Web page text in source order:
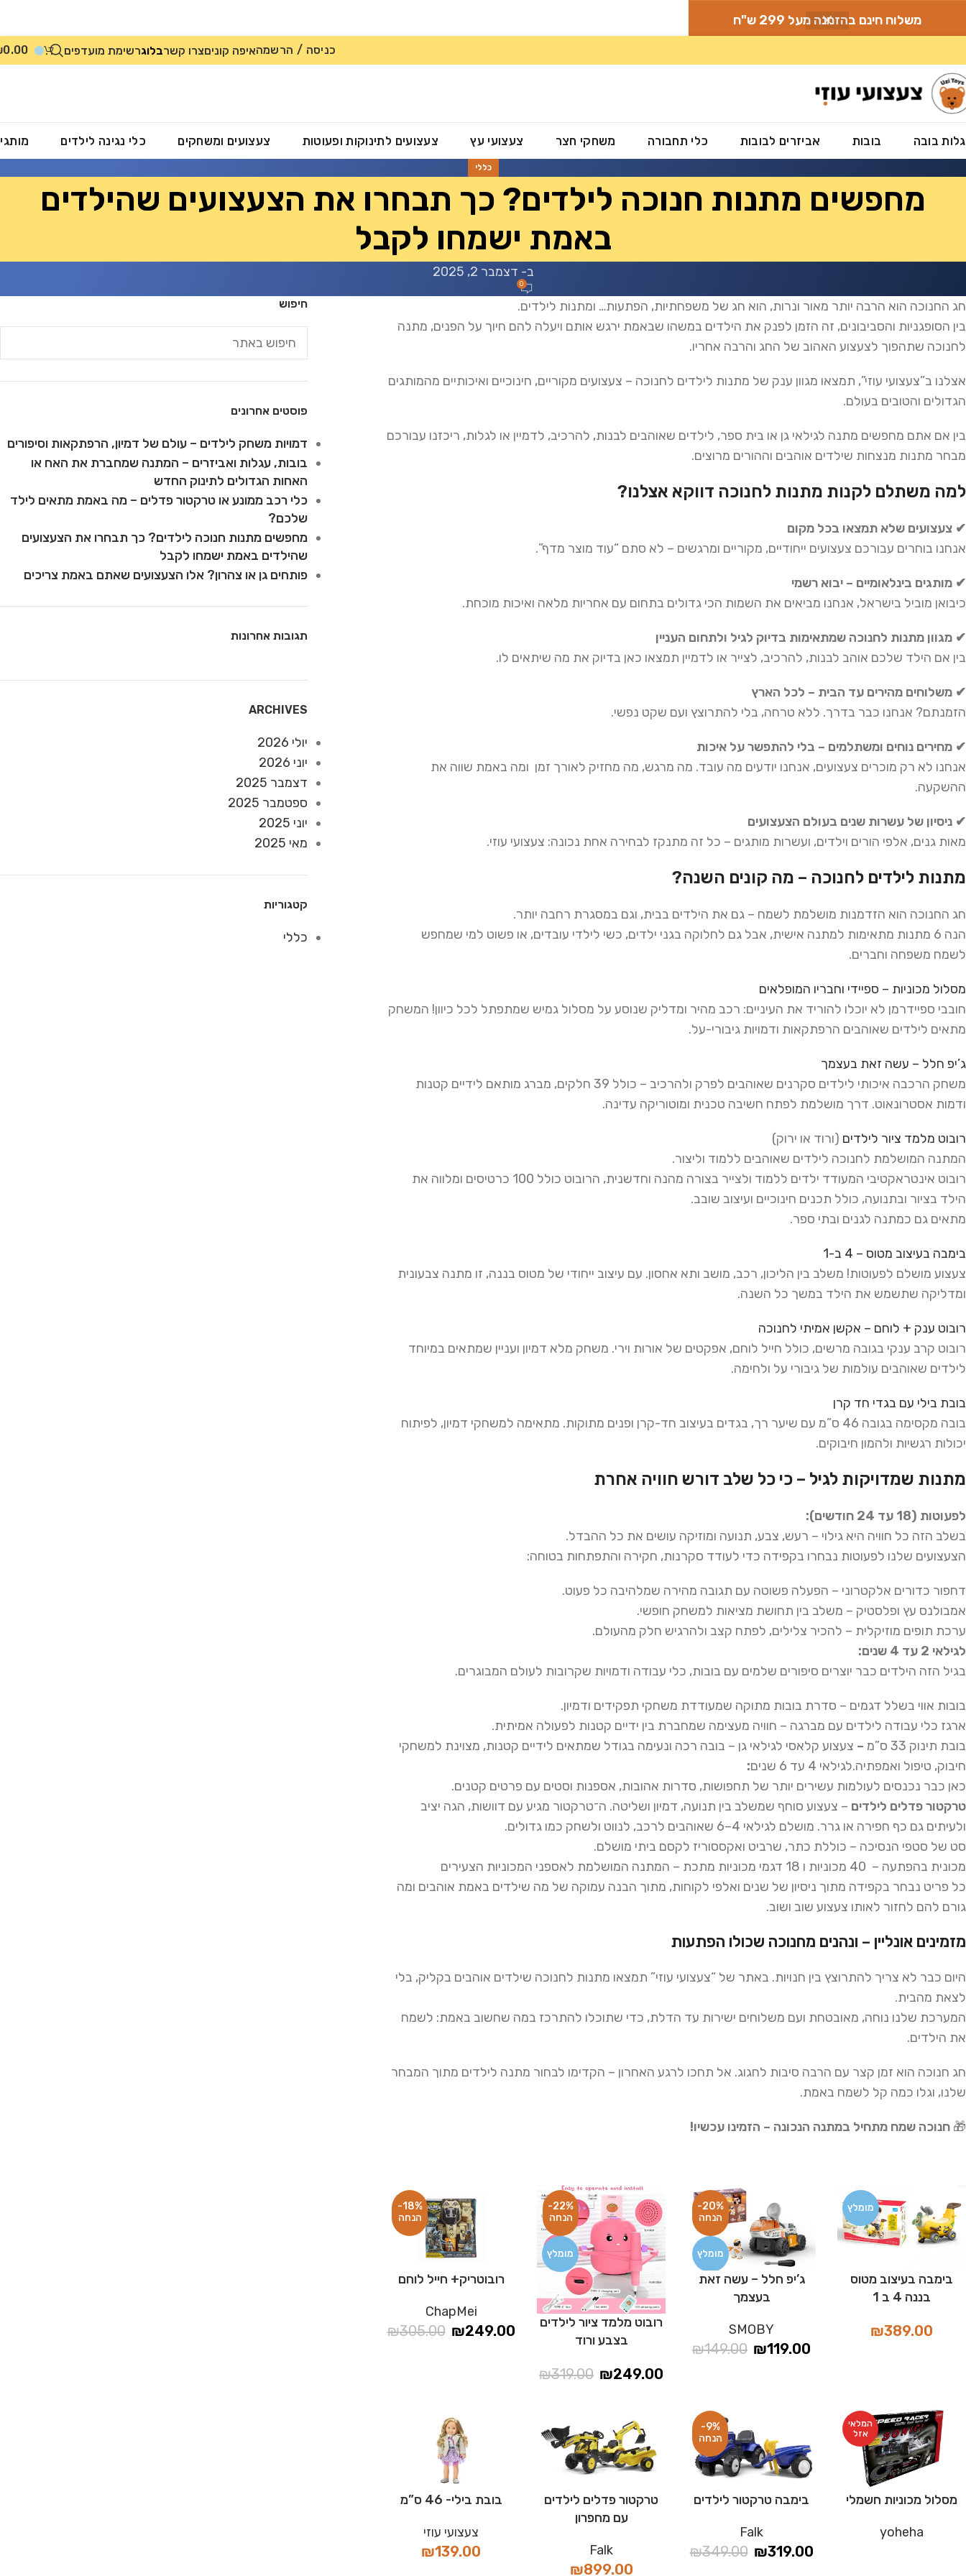
משלוח חינם בהזמנה מעל 299 ש"ח
כניסה / הרשמהאיפה קוניםצרו קשרבלוגרשימת מועדפים 0.00
בובה בובות אביזרים לבובות כלי תחבורה משחקי חצר צעצועי עץ צעצועים לתינוקות ופעוטות צעצועים ומשחקים כלי נגינה לילדים
כללי
מחפשים מתנות חנוכה לילדים? כך תבחרו את הצעצועים שהילדים
באמת ישמחו לקבל
ב- דצמבר 2, 2025
0
חג החנוכה הוא הרבה יותר מאור ונרות, הוא חג של משפחתיות, הפתעות… ומתנות לילדים.
בין הסופגניות והסביבונים, זה הזמן לפנק את הילדים במשהו שבאמת ירגש אותם ויעלה להם חיוך על הפנים, מתנה
לחנוכה שתהפוך לצעצוע האהוב של החג והרבה אחריו.
אצלנו ב”צעצועי עוזי”, תמצאו מגוון ענק של מתנות לילדים לחנוכה – צעצועים מקוריים, חינוכיים ואיכותיים מהמותגים
הגדולים והטובים בעולם.
בין אם אתם מחפשים מתנה לגילאי גן או בית ספר, לילדים שאוהבים לבנות, להרכיב, לדמיין או לגלות, ריכזנו עבורכם
מבחר מתנות מנצחות שילדים אוהבים וההורים מרוצים.
למה משתלם לקנות מתנות לחנוכה דווקא אצלנו?
✔ צעצועים שלא תמצאו בכל מקום
אנחנו בוחרים עבורכם צעצועים ייחודיים, מקוריים ומרגשים – לא סתם “עוד מוצר מדף”.
✔ מותגים בינלאומיים – יבוא רשמי
כיבואן מוביל בישראל, אנחנו מביאים את השמות הכי גדולים בתחום עם אחריות מלאה ואיכות מוכחת.
✔ מגוון מתנות לחנוכה שמתאימות בדיוק לגיל ולתחום העניין
בין אם הילד שלכם אוהב לבנות, להרכיב, לצייר או לדמיין תמצאו כאן בדיוק את מה שיתאים לו.
✔ משלוחים מהירים עד הבית – לכל הארץ
הזמנתם? אנחנו כבר בדרך. ללא טרחה, בלי להתרוצץ ועם שקט נפשי.
✔ מחירים נוחים ומשתלמים – בלי להתפשרעל איכות
אנחנו לא רק מוכרים צעצועים, אנחנו יודעים מה עובד. מה מרגש, מה מחזיק לאורך זמן ומה באמת שווה את
ההשקעה.
✔ ניסיון של עשרות שנים בעולם הצעצועים
מאות גנים, אלפי הורים וילדים, ועשרות מותגים – כל זה מתנקז לבחירה אחת נכונה: צעצועי עוזי.
מתנות לילדים לחנוכה – מה קונים השנה?
חג החנוכה הוא הזדמנות מושלמת לשמח – גם את הילדים בבית, וגם במסגרת רחבה יותר.
הנה 6 מתנות מתאימות למתנה אישית, אבל גם לחלוקה בגני ילדים, כשי לילדי עובדים, או פשוט למי שמחפש
לשמח משפחה וחברים.
מסלול מכוניות – ספיידי וחבריו המופלאים
חובבי ספיידרמן לא יוכלו להוריד את העיניים: רכב מהיר ומדליק שנוסע על מסלול גמיש שמתפתל לכל כיוון! המשחק
מתאים לילדים שאוהבים הרפתקאות ודמויות גיבורי-על.
ג’יפ חלל – עשה זאת בעצמך
משחק הרכבה איכותי לילדים סקרנים שאוהבים לפרק ולהרכיב – כולל 39 חלקים, מברג מותאם לידיים קטנות
ודמות אסטרונאוט. דרך מושלמת לפתח חשיבה טכנית ומוטוריקה עדינה.
רובוט מלמד ציור לילדים (ורוד או ירוק)
המתנה המושלמת לחנוכה לילדים שאוהבים ללמוד וליצור.
רובוט אינטראקטיבי המעודד ילדים ללמוד ולצייר בצורה מהנה וחדשנית, הרובוט כולל 100 כרטיסים ומלווה את
הילד בציור ובתנועה, כולל תכנים חינוכיים ועיצוב שובב.
מתאים גם כמתנה לגנים ובתי ספר.
בימבה בעיצוב מטוס – 4 ב-1
צעצוע מושלם לפעוטות! משלב בין הליכון, רכב, מושב ותא אחסון. עם עיצוב ייחודי של מטוס בננה, זו מתנה צבעונית
ומדליקה שתשמש את הילד במשך כל השנה.
רובוט ענק + לוחם – אקשן אמיתי לחנוכה
רובוט קרב ענקי בגובה מרשים, כולל חייל לוחם, אפקטים של אורות וירי. משחק מלא דמיון ועניין שמתאים במיוחד
לילדים שאוהבים עולמות של גיבורי על ולחימה.
בובת בילי עם בגדי חד קרן
בובה מקסימה בגובה 46 ס”מ עם שיער רך, בגדים בעיצוב חד-קרן ופנים מתוקות. מתאימה למשחקי דמיון, לפיתוח
יכולות רגשיות ולהמון חיבוקים.
מתנות שמדויקות לגיל – כי כל שלב דורש חוויה אחרת
לפעוטות (18 עד 24 חודשים)
:
בשלב הזה כל חוויה היא גילוי – רעש, צבע, תנועה ומוזיקה עושים את כל ההבדל.
הצעצועים שלנו לפעוטות נבחרו בקפידה כדי לעודד סקרנות, חקירה והתפתחות בטוחה:
דחפור כדורים אלקטרוני – הפעלה פשוטה עם תגובה מהירה שמלהיבה כל פעוט.
אמבולנס עץ ופלסטיק – משלב בין תחושת מציאות למשחק חופשי.
ערכת תופים מוזיקלית – להכיר צלילים, לפתח קצב ולהרגיש חלק מהעולם.
לגילאי 2 עד 4 שנים
:
בגיל הזה הילדים כבר יוצרים סיפורים שלמים עם בובות, כלי עבודה ודמויות שקרובות לעולם המבוגרים.
בובות אווי בשלל דגמים – סדרת בובות מתוקה שמעודדת משחקי תפקידים ודמיון.
ארגז כלי עבודה לילדים עם מברגה – חוויה מעצימה שמחברת בין ידיים קטנות לפעולה אמיתית.
בובת תינוק 33 ס”מ
– צעצוע קלאסי לגילאי גן – בובה רכה ונעימה בגודל שמתאים לידיים קטנות, מצוינת למשחקי
חיבוק, טיפול ואמפתיה.לגילאי 4 עד 6 שנים
:
כאן כבר נכנסים לעולמות עשירים יותר של תחפושות, סדרות אהובות, אספנות וסטים עם פרטים קטנים.
טרקטור פדלים לילדים – צעצוע סוחף שמשלב בין תנועה, דמיון ושליטה. ה־טרקטור מגיע עם דוושות, הגה יציב
ולעיתים גם כף חפירה או גרר. מושלם לגילאי 4–6 שאוהבים לרכב, לנווט ולשחק כמו גדולים.
סט של סטפי הנסיכה – כוללת כתר, שרביט ואקססוריז לקסם ביתי מושלם.
מכונית בהפתעה – 40 מכוניות ו 18 דגמי מכוניות מתכת – המתנה המושלמת לאספני המכוניות הצעירים
כל פריט נבחר בקפידה מתוך ניסיון של שנים ואלפי לקוחות, מתוך הבנה עמוקה של מה שילדים באמת אוהבים ומה
גורם להם לחזור לאותו צעצוע שוב ושוב.
מזמינים אונליין – ונהנים מחנוכה שכולו הפתעות
היום כבר לא צריך להתרוצץ בין חנויות. באתר של “צעצועי עוזי” תמצאו מתנות לחנוכה שילדים אוהבים בקליק, בלי
לצאת מהבית.
המערכת שלנו נוחה, מאובטחת ועם משלוחים ישירות עד הדלת, כדי שתוכלו להתרכז במה שחשוב באמת: לשמח
את הילדים.
חג חנוכה הוא זמן קצר עם הרבה סיבות לחגוג. אל תחכו לרגע האחרון – הקדימו לבחור מתנה לילדים מתוך המבחר
שלנו, וגלו כמה קל לשמח באמת.
🎁 חנוכה שמח מתחיל במתנה הנכונה – הזמינו עכשיו!
מומלץ
בימבה בעיצוב מטוס
בננה 4 ב 1
₪389.00
-20%
מומלץ
ג’יפ חלל – עשה זאת
בעצמך
SMOBY
₪149.00 ₪119.00
-22%
מומלץ
רובוט מלמד ציור לילדים
בצבע ורוד
₪319.00 ₪249.00
-18%
רובוטריק+ חייל לוחם
ChapMei
₪305.00 ₪249.00
המלאי
אזל
מסלול מכוניות חשמלי
yoheha
-9%
בימבה טרקטור לילדים
Falk
₪349.00 ₪319.00
טרקטור פדלים לילדים
עם מחפרון
Falk
₪899.00
בובת בילי- 46 ס”מ
צעצועי עוזי
₪139.00
חיפוש
פוסטים אחרונים
דמויות משחק לילדים – עולם של דמיון, הרפתקאות וסיפורים
בובות, עגלות ואביזרים – המתנה שמחברת את האח או
האחות הגדולים לתינוק החדש
כלי רכב ממונע או טרקטור פדלים – מה באמת מתאים לילד
שלכם?
מחפשים מתנות חנוכה לילדים? כך תבחרו את הצעצועים
שהילדים באמת ישמחו לקבל
פותחים גן או צהרון? אלו הצעצועים שאתם באמת צריכים
תגובות אחרונות
ARCHIVES
יולי 2026
יוני 2026
דצמבר 2025
ספטמבר 2025
יוני 2025
מאי 2025
קטגוריות
כללי